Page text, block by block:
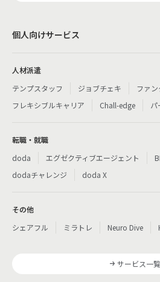
個人向けサービス
人材派遣
テンプスタッフ
ジョブチェキ
ファ
フレキシブルキャリア
Chall-edge パ
転職・就職
doda
エグゼクティブエージェント
dodaチャレンジ
doda X
その他
シェアフル
ミラトレ Neuro Dive
サービス一覧